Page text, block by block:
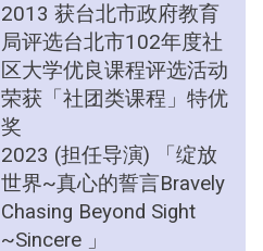
2013 获台北市政府教育
局评选台北市102年度社
区大学优良课程评选活动
荣获「社团类课程」特优
奖
2023 (担任导演) 「绽放
世界~真心的誓言Bravely
Chasing Beyond Sight
~Sincere 」